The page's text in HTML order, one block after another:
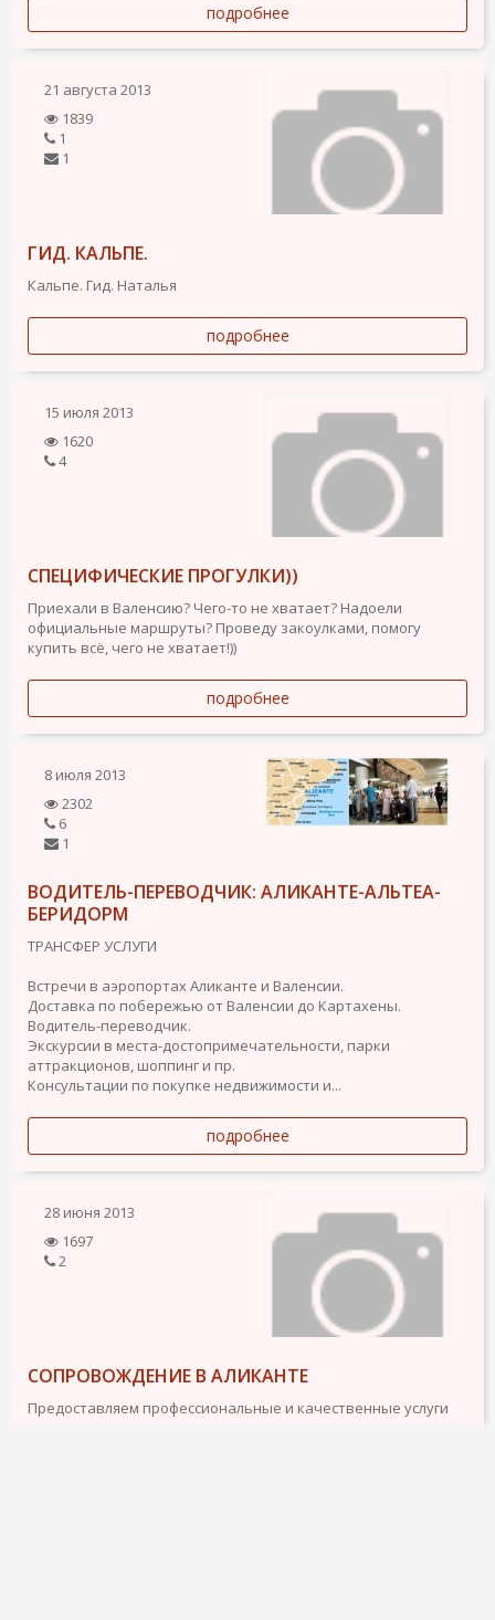
подробнее
21 августа 2013
1839
1
1
ГИД. КАЛЬПЕ.
Кальпе. Гид. Наталья
подробнее
15 июля 2013
1620
4
СПЕЦИФИЧЕСКИЕ ПРОГУЛКИ))
Приехали в Валенсию? Чего-то не хватает? Надоели
официальные маршруты? Проведу закоулками, помогу
купить всё, чего не хватает!))
подробнее
8 июля 2013
2302
6
1
ВОДИТЕЛЬ-ПЕРЕВОДЧИК: АЛИКАНТЕ-АЛЬТЕА-
БЕРИДОРМ
ТРАНСФЕР УСЛУГИ
Встречи в аэропортах Аликанте и Валенсии.
Доставка по побережью от Валенсии до Картахены.
Водитель-переводчик.
Экскурсии в места-достопримечательности, парки
аттракционов, шоппинг и пр.
Консультации по покупке недвижимости и...
подробнее
28 июня 2013
1697
2
СОПРОВОЖДЕНИЕ В АЛИКАНТЕ
Предоставляем профессиональные и качественные услуги